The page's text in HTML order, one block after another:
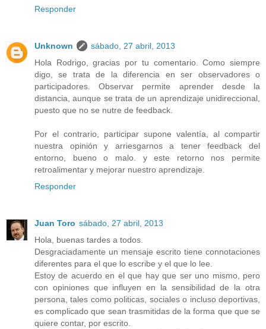
Responder
Unknown
sábado, 27 abril, 2013
Hola Rodrigo, gracias por tu comentario. Como siempre
digo, se trata de la diferencia en ser observadores o
participadores. Observar permite aprender desde la
distancia, aunque se trata de un aprendizaje unidireccional,
puesto que no se nutre de feedback.
Por el contrario, participar supone valentía, al compartir
nuestra opinión y arriesgarnos a tener feedback del
entorno, bueno o malo. y este retorno nos permite
retroalimentar y mejorar nuestro aprendizaje.
Responder
Juan Toro sábado, 27 abril, 2013
Hola, buenas tardes a todos.
Desgraciadamente un mensaje escrito tiene connotaciones
diferentes para el que lo escribe y el que lo lee.
Estoy de acuerdo en el que hay que ser uno mismo, pero
con opiniones que influyen en la sensibilidad de la otra
persona, tales como politicas, sociales o incluso deportivas,
es complicado que sean trasmitidas de la forma que que se
quiere contar, por escrito.